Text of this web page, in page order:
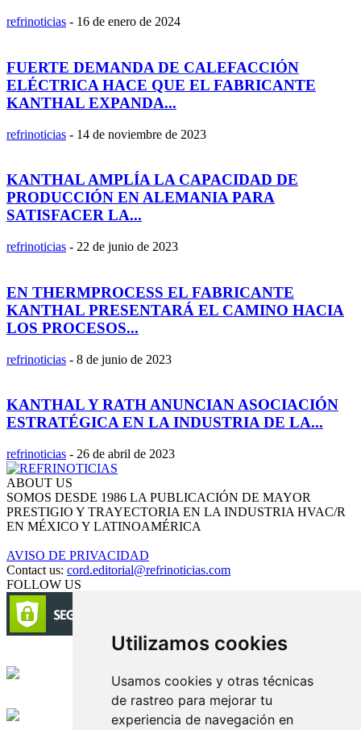
Utilizamos cookies
Usamos cookies y otras técnicas
de rastreo para mejorar tu
experiencia de navegación en
refrinoticias - 16 de enero de 2024
FUERTE DEMANDA DE CALEFACCIÓN
ELÉCTRICA HACE QUE EL FABRICANTE
KANTHAL EXPANDA...
refrinoticias - 14 de noviembre de 2023
KANTHAL AMPLÍA LA CAPACIDAD DE
PRODUCCIÓN EN ALEMANIA PARA
SATISFACER LA...
refrinoticias - 22 de junio de 2023
EN THERMPROCESS EL FABRICANTE
KANTHAL PRESENTARÁ EL CAMINO HACIA
LOS PROCESOS...
refrinoticias - 8 de junio de 2023
KANTHAL Y RATH ANUNCIAN ASOCIACIÓN
ESTRATÉGICA EN LA INDUSTRIA DE LA...
refrinoticias - 26 de abril de 2023
ABOUT US
SOMOS DESDE 1986 LA PUBLICACIÓN DE MAYOR
PRESTIGIO Y TRAYECTORIA EN LA INDUSTRIA HVAC/R
EN MÉXICO Y LATINOAMÉRICA
AVISO DE PRIVACIDAD
Contact us: cord.editorial@refrinoticias.com
FOLLOW US